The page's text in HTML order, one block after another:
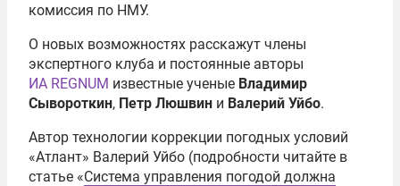
комиссия по НМУ.
О новых возможностях расскажут члены
экспертного клуба и постоянные авторы
ИА REGNUM известные ученые Владимир
Сывороткин, Петр Люшвин и Валерий Уйбо.
Автор технологии коррекции погодных условий
«Атлант» Валерий Уйбо (подробности читайте в
статье «Система управления погодой должна